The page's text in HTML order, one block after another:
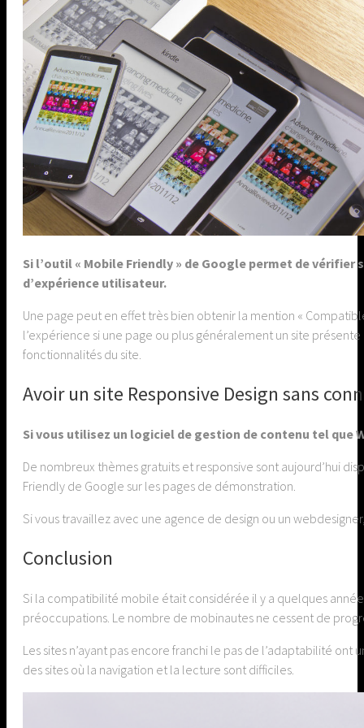
Si l’outil « Mobile Friendly » de Google permet de
d’expérience utilisateur.
Une page peut en effet très bien obtenir la mention «
l’expérience si une page ou plus généralement un site
fonctionnalités du site.
Avoir un site Responsive Design sans
Si vous utilisez un logiciel de gestion de contenu tel
De nombreux thèmes gratuits et responsive sont aujourd’hui
Friendly de Google sur les pages de démonstration.
Si vous travaillez avec une agence de design ou un
Conclusion
Si la compatibilité mobile était considérée il y a quelques
préoccupations. Le nombre de mobinautes ne cessent de
Les sites n’ayant pas encore franchi le pas de l’adaptabilité
des sites où la navigation et la lecture sont difficiles.